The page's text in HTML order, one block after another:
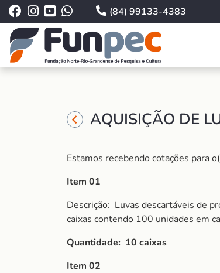
(84) 99133-4383
AQUISIÇÃO DE
Estamos recebendo cotações para
Item 01
Descrição: Luvas descartáveis de
caixas contendo 100 unidades em
Quantidade: 10 caixas
Item 02